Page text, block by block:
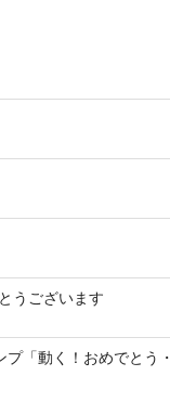
うございます
「動く！おめでとう・